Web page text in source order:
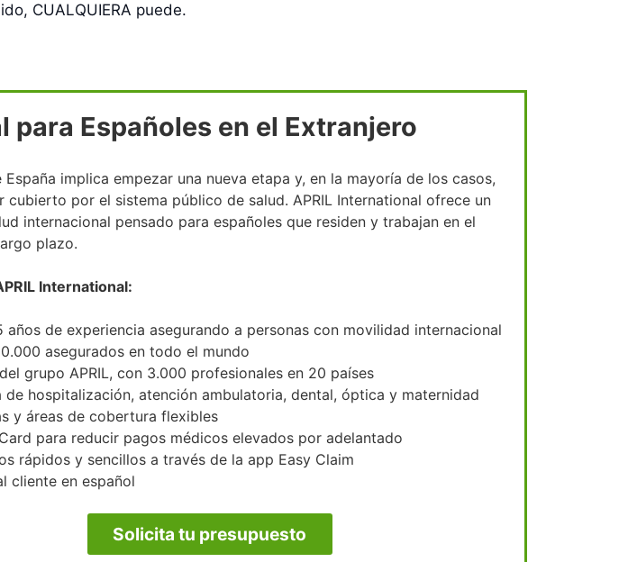
CUALQUIERA puede.
para Españoles en el Extranjero
implica empezar una nueva etapa y, en la mayoría de los casos,
cubierto por el sistema público de salud. APRIL International ofrece un
internacional pensado para españoles que residen y trabajan en el
plazo.
International:
años de experiencia asegurando a personas con movilidad internacional
asegurados en todo el mundo
grupo APRIL, con 3.000 profesionales en 20 países
de hospitalización, atención ambulatoria, dental, óptica y maternidad
y áreas de cobertura flexibles
para reducir pagos médicos elevados por adelantado
rápidos y sencillos a través de la app Easy Claim
cliente en español
Solicita tu presupuesto